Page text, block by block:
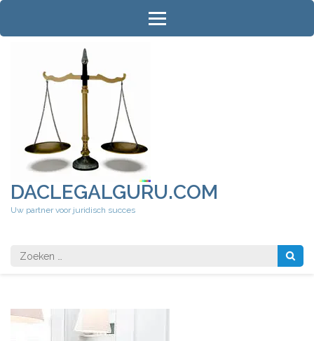
Ga
inhoud
DACLEGALGURU.COM
Uw partner voor juridisch succes
Zoeken
naar: